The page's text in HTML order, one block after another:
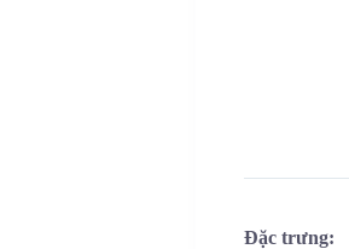
Đặc trưng: